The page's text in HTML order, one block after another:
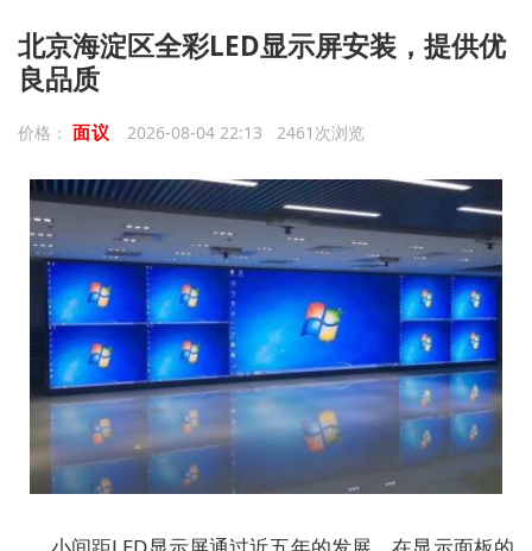
北京海淀区全彩LED显示屏安装，提供优
良品质
价格： 面议 2026-08-04 22:13 2461次浏览